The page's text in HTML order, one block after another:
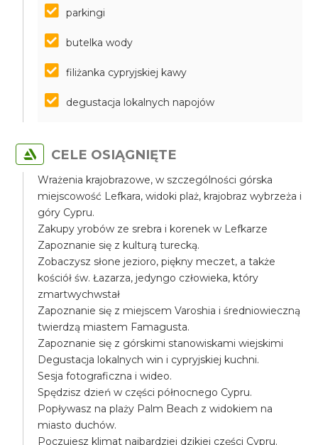
parkingi
butelka wody
filiżanka cypryjskiej kawy
degustacja lokalnych napojów
CELE OSIĄGNIĘTE
Wrażenia krajobrazowe, w szczególności górska
miejscowość Lefkara, widoki plaż, krajobraz wybrzeża i
góry Cypru.
Zakupy yrobów ze srebra i korenek w Lefkarze
Zapoznanie się z kulturą turecką.
Zobaczysz słone jezioro, piękny meczet, a także
kościół św. Łazarza, jedyngo człowieka, który
zmartwychwstał
Zapoznanie się z miejscem Varoshia i średniowieczną
twierdzą miastem Famagusta.
Zapoznanie się z górskimi stanowiskami wiejskimi
Degustacja lokalnych win i cypryjskiej kuchni.
Sesja fotograficzna i wideo.
Spędzisz dzień w części północnego Cypru.
Popływasz na plaży Palm Beach z widokiem na
miasto duchów.
Poczujesz klimat najbardziej dzikiej części Cypru.